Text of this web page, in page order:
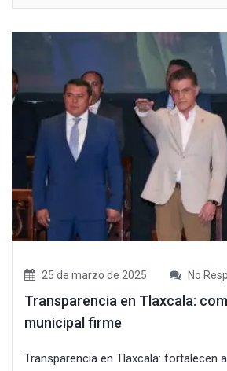
25 de marzo de 2025 No
Transparencia en Tlaxcala:
municipal firme
Transparencia en Tlaxcala: fortalecen